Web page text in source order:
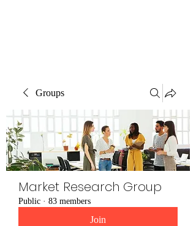
Groups
Market Research Group
Public · 83 members
Join